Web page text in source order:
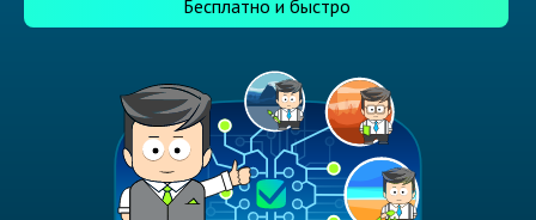
Бесплатно и быстро